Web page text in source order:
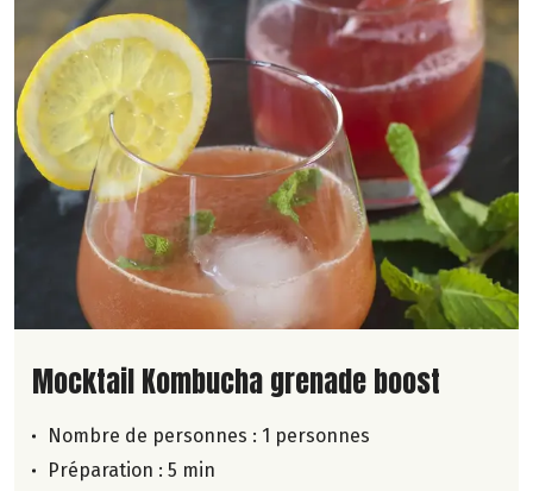
Lire la suite de la recette
Mocktail Kombucha grenade boost
Nombre de personnes : 1 personnes
Préparation : 5 min